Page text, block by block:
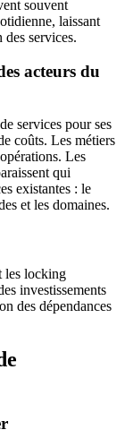
souvent
laissant
des services.
acteurs du
services pour ses
coûts. Les métiers
Les
qui
existantes : le
et les domaines.
les locking
investissements
des dépendances